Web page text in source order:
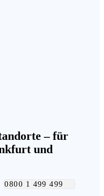
– für
und
0800 1 499 499